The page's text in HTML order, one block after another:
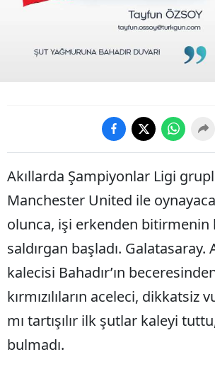
Akıllarda Şampiyonlar Ligi
Manchester United ile
olunca, işi erkenden bitirmenin
saldırgan başladı. Galatasaray.
kalecisi Bahadır’ın
kırmızılıların aceleci, dikkatsiz
mı tartışılır ilk şutlar kaleyi
bulmadı.